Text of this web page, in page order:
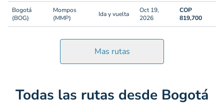
Bogotá
(BOG)
Mompos
(MMP)
Ida y vuelta
Oct 19,
2026
COP
819,700
Mas rutas
Todas las rutas desde Bogotá